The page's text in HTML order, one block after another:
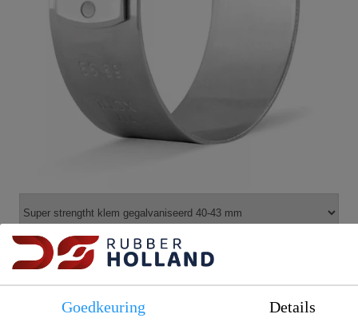
Artikelnummer: 6200040
Meer informatie
Goedkeuring Details